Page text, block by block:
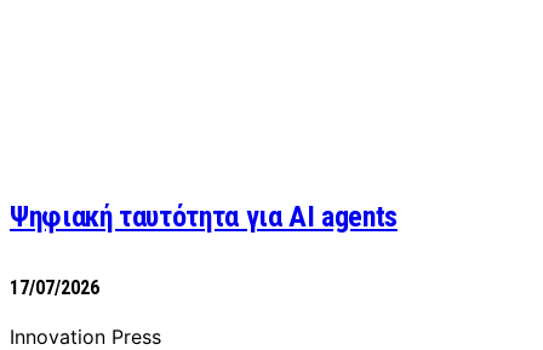
Ψηφιακή ταυτότητα για AI agents
17/07/2026
Innovation Press